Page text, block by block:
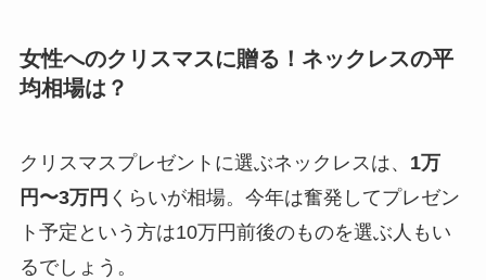
女性へのクリスマスに贈る！ネックレスの平
均相場は？
クリスマスプレゼントに選ぶネックレスは、 1万
円〜3万円 くらいが相場。今年は奮発してプレゼン
ト予定という方は10万円前後のものを選ぶ人もい
るでしょう。